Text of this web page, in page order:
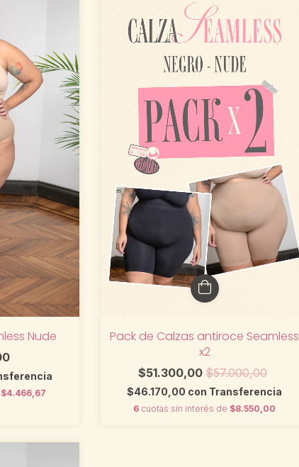
Nude
$4.466,67
Pack de Calzas antiroce Seamless
x2
$51.300,00$57.000,00
$46.170,00 con Transferencia
6 cuotas sin interés de $8.550,00